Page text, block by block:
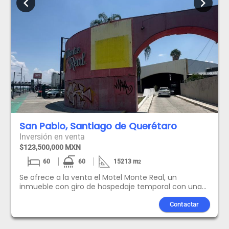
San Pablo, Santiago de Querétaro
Inversión en venta
$123,500,000 MXN
60 60 15213m2
Se ofrece a la venta el Motel Monte Real, un
inmueble con giro de hospedaje temporal con una
ubicación verdaderamente privilegiada. Situado con
frente directo sobre la Av. 5 de Febrero, esta
propiedad se encuentra dentro de uno de los
corredores comerciales más importantes y
Contactar